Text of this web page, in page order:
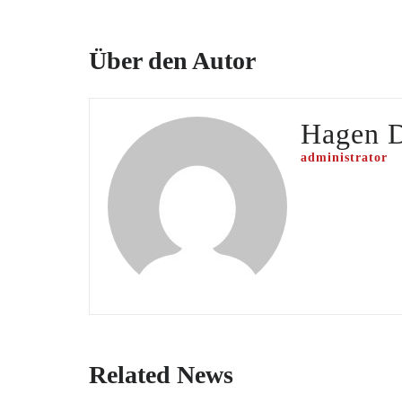
Über den Autor
Hagen
administrator
Related News